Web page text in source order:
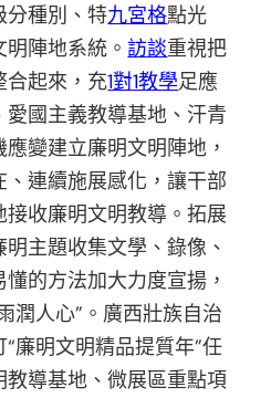
分種別、特九宮格點光
明陣地系統。訪談重視把
合起來，充1對1教學足應
國主義教導基地、汗青
變建立廉明文明陣地，
連續施展感化，讓干部
接收廉明文明教導。拓展
主題收集文學、錄像、
的方法加大力度宣揚，
潤人心”。廣西壯族自治
廉明文明精品提質年”任
導基地、微展區重點項